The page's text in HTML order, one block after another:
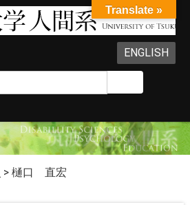
ENGLISH
> 樋口 直宏
Translate »